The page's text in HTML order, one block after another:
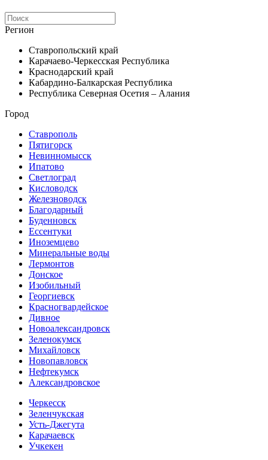
Регион
Ставропольский край
Карачаево-Черкесская Республика
Краснодарский край
Кабардино-Балкарская Республика
Республика Северная Осетия – Алания
Город
Ставрополь
Пятигорск
Невинномысск
Ипатово
Светлоград
Кисловодск
Железноводск
Благодарный
Буденновск
Ессентуки
Иноземцево
Минеральные воды
Лермонтов
Донское
Изобильный
Георгиевск
Красногвардейское
Дивное
Новоалександровск
Зеленокумск
Михайловск
Новопавловск
Нефтекумск
Александровское
Черкесск
Зеленчукская
Усть-Джегута
Карачаевск
Учкекен